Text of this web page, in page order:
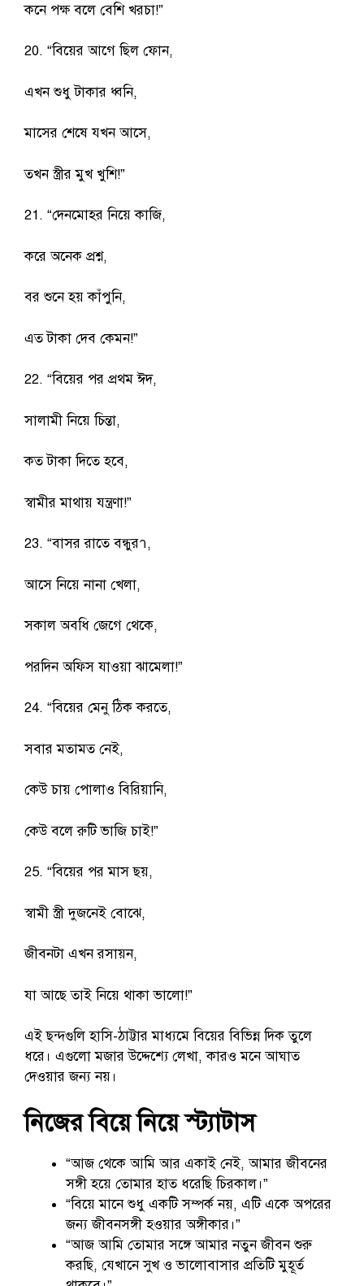
কনে পক্ষ বলে বেশি খরচা!”
20. “বিয়ের আগে ছিল ফোন,
এখন শুধু টাকার ধ্বনি,
মাসের শেষে যখন আসে,
তখন স্ত্রীর মুখ খুশি!”
21. “দেনমোহর নিয়ে কাজি,
করে অনেক প্রশ্ন,
বর শুনে হয় কাঁপুনি,
এত টাকা দেব কেমন!”
22. “বিয়ের পর প্রথম ঈদ,
সালামী নিয়ে চিন্তা,
কত টাকা দিতে হবে,
স্বামীর মাথায় যন্ত্রণা!”
23. “বাসর রাতে বন্ধুরา,
আসে নিয়ে নানা খেলা,
সকাল অবধি জেগে থেকে,
পরদিন অফিস যাওয়া ঝামেলা!”
24. “বিয়ের মেনু ঠিক করতে,
সবার মতামত নেই,
কেউ চায় পোলাও বিরিয়ানি,
কেউ বলে রুটি ভাজি চাই!”
25. “বিয়ের পর মাস ছয়,
স্বামী স্ত্রী দুজনেই বোঝে,
জীবনটা এখন রসায়ন,
যা আছে তাই নিয়ে থাকা ভালো!”
এই ছন্দগুলি হাসি-ঠাট্টার মাধ্যমে বিয়ের বিভিন্ন দিক তুলে
ধরে। এগুলো মজার উদ্দেশ্যে লেখা, কারও মনে আঘাত
দেওয়ার জন্য নয়।
নিজের বিয়ে নিয়ে স্ট্যাটাস
“আজ থেকে আমি আর একাই নেই, আমার জীবনের
সঙ্গী হয়ে তোমার হাত ধরেছি চিরকাল।”
“বিয়ে মানে শুধু একটি সম্পর্ক নয়, এটি একে অপরের
জন্য জীবনসঙ্গী হওয়ার অঙ্গীকার।”
“আজ আমি তোমার সঙ্গে আমার নতুন জীবন শুরু
করছি, যেখানে সুখ ও ভালোবাসার প্রতিটি মুহূর্ত